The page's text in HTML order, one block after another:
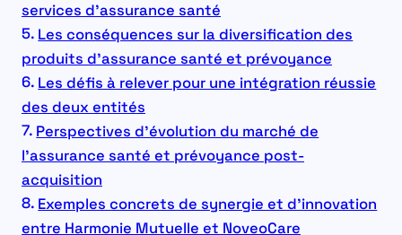
services d’assurance santé
Les conséquences sur la diversification des
produits d’assurance santé et prévoyance
Les défis à relever pour une intégration réussie
des deux entités
Perspectives d’évolution du marché de
l’assurance santé et prévoyance post-
acquisition
Exemples concrets de synergie et d’innovation
entre Harmonie Mutuelle et NoveoCare